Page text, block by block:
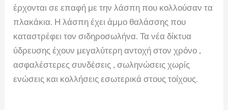
έρχονται σε επαφή με την λάσπη που κολλούσαν τα
πλακάκια. Η λάσπη έχει άμμο θαλάσσης που
καταστρέφει τον σιδηροσωλήνα. Τα νέα δίκτυα
ύδρευσης έχουν μεγαλύτερη αντοχή στον χρόνο ,
ασφαλέστερες συνδέσεις , σωληνώσεις χωρίς
ενώσεις και κολλήσεις εσωτερικά στους τοίχους.